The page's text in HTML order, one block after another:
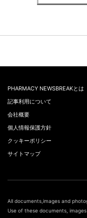
PHARMACY NEWSBREAKとは
記事利用について
会社概要
個人情報保護方針
クッキーポリシー
サイトマップ
All documents,images and
Use of these documents,